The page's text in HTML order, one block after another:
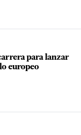
para lanzar
europeo